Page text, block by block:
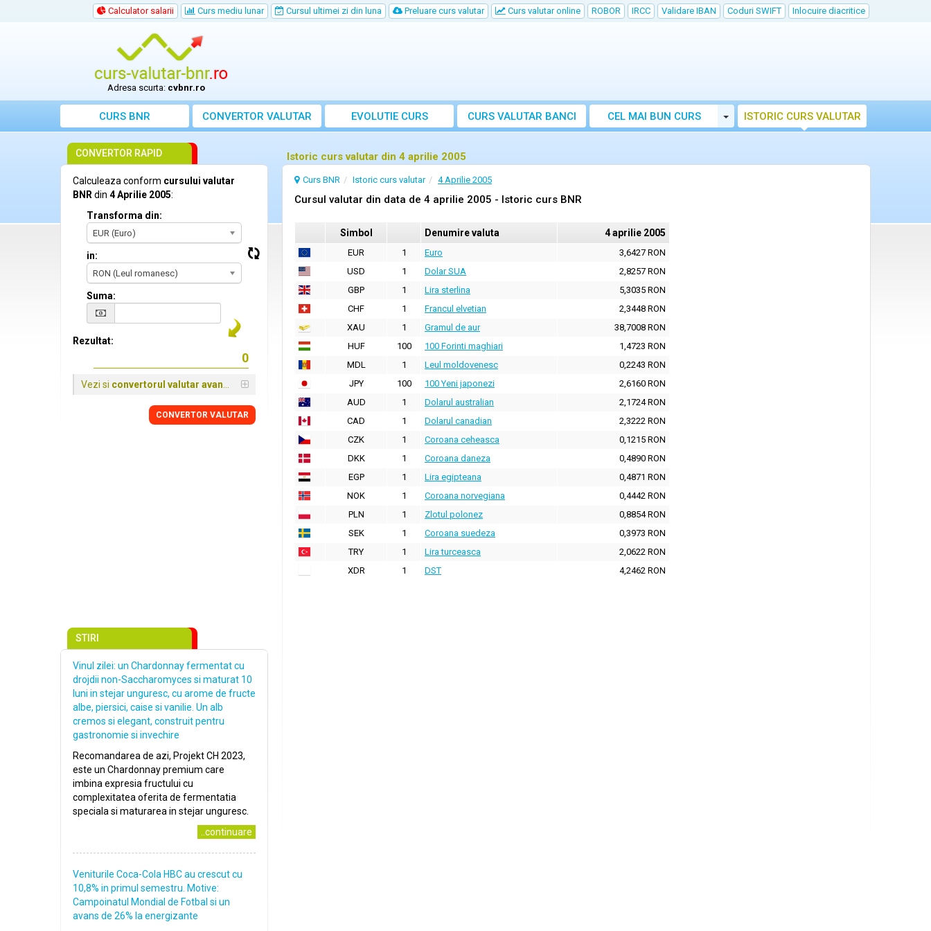
Calculator salarii Curs mediu lunar Cursul ultimei zi din luna Preluare curs valutar Curs valutar online ROBOR IRCC Validare IBAN Coduri SWIFT Inlocuire diacritice
Adresa scurta: cvbnr.ro
CURS BNR CONVERTOR VALUTAR EVOLUTIE CURS CURS VALUTAR BANCI CEL MAI BUN CURS Toggle Dropdown
ISTORIC CURS VALUTAR
Istoric curs valutar din 4 aprilie 2005
Curs BNR Istoric curs valutar 4 Aprilie 2005
Cursul valutar din data de 4 aprilie 2005 - Istoric curs BNR
Simbol Denumire valuta 4 aprilie 2005
EUR 1 Euro
3,6427 RON
USD
1 Dolar SUA
2,8257 RON
GBP
1 Lira sterlina
5,3035 RON
CHF
1 Francul elvetian
2,3448 RON
XAU
1 Gramul de aur
38,7008 RON
HUF
100 100 Forinti maghiari
1,4723 RON
MDL
1 Leul moldovenesc
0,2243 RON
JPY
100 100 Yeni japonezi
2,6160 RON
AUD
1 Dolarul australian
2,1724 RON
CAD
1 Dolarul canadian
2,3222 RON
CZK
1 Coroana ceheasca
0,1215 RON
DKK
1 Coroana daneza
0,4890 RON
EGP
1 Lira egipteana
0,4871 RON
NOK
1 Coroana norvegiana
0,4442 RON
PLN
1 Zlotul polonez
0,8854 RON
SEK
1 Coroana suedeza
0,3973 RON
TRY
1 Lira turceasca
2,0622 RON
XDR
1 DST 4,2462 RON
CONVERTOR RAPID
Calculeaza conform cursului valutar
BNR din 4 Aprilie 2005:
Transforma din:
EUR (Euro)
in:
RON (Leul romanesc)
Suma:
Rezultat:
Vezi si convertorul valutar avansat
CONVERTOR VALUTAR
STIRI
Vinul zilei: un Chardonnay fermentat cu
drojdii non-Saccharomyces si maturat 10
luni in stejar unguresc, cu arome de fructe
albe, piersici, caise si vanilie. Un alb
cremos si elegant, construit pentru
gastronomie si invechire
Recomandarea de azi, Projekt CH 2023,
este un Chardonnay premium care
imbina expresia fructului cu
complexitatea oferita de fermentatia
speciala si maturarea in stejar unguresc.
..continuare
Veniturile Coca-Cola HBC au crescut cu
10,8% in primul semestru. Motive:
Campoinatul Mondial de Fotbal si un
avans de 26% la energizante